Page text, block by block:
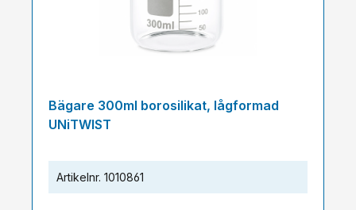
Bägare 300ml borosilikat, lågformad
UNiTWIST
Artikelnr. 1010861